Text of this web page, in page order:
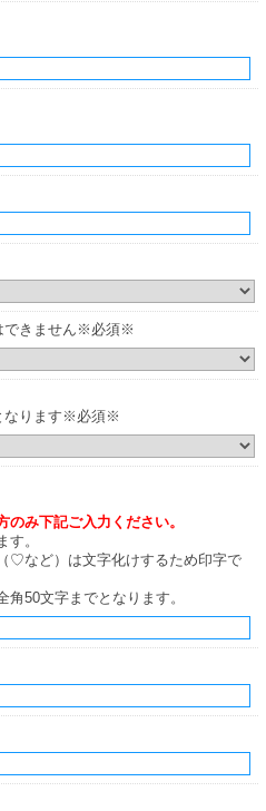
できません※必須※
なります※必須※
のみ下記ご入力ください。
。
♡など）は文字化けするため印字で
50文字までとなります。